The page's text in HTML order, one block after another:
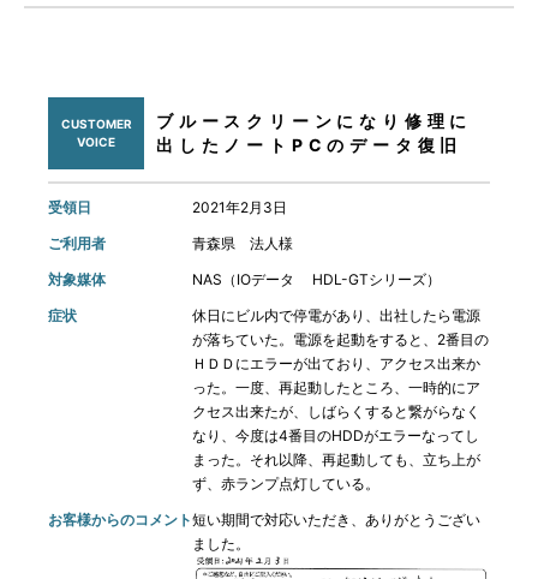
CUSTOMER
VOICE
ブルースクリーンになり修理に
出したノートPCのデータ復旧
受領日
2021年2月3日
ご利用者
青森県 法人様
対象媒体
NAS（IOデータ HDL-GTシリーズ）
症状
休日にビル内で停電があり、出社したら電源
が落ちていた。電源を起動をすると、2番目の
ＨＤＤにエラーが出ており、アクセス出来か
った。一度、再起動したところ、一時的にア
クセス出来たが、しばらくすると繋がらなく
なり、今度は4番目のHDDがエラーなってし
まった。それ以降、再起動しても、立ち上が
ず、赤ランプ点灯している。
お客様からのコメント短い期間で対応いただき、ありがとうござい
ました。